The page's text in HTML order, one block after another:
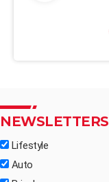
NEWSLETTERS
Lifestyle
Auto